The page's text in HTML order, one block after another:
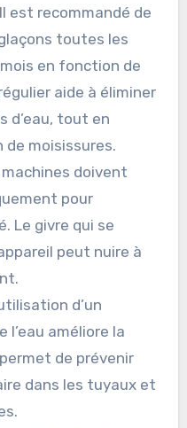
est recommandé de
toutes les
en fonction de
aide à éliminer
d’eau, tout en
moisissures.
doivent
pour
Le givre qui se
peut nuire à
d’un
améliore la
de prévenir
dans les tuyaux et